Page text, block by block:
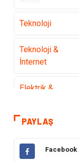
Teknoloji
Teknoloji &
İnternet
Elektrik &
Güzellik ve Bakım
Giyim
PAYLAŞ
Facebook